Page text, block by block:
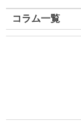
コラム一覧